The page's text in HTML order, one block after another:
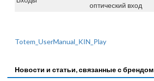
оптический вход
Totem_UserManual_KIN_Play
Новости и статьи, связанные с брендом